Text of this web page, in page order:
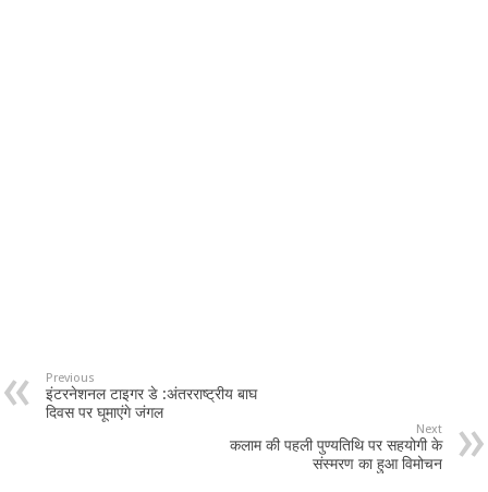
Previous
इंटरनेशनल टाइगर डे :अंतरराष्ट्रीय बाघ
दिवस पर घूमाएंगे जंगल
Next
कलाम की पहली पुण्यतिथि पर सहयोगी के
संस्मरण का हुआ विमोचन